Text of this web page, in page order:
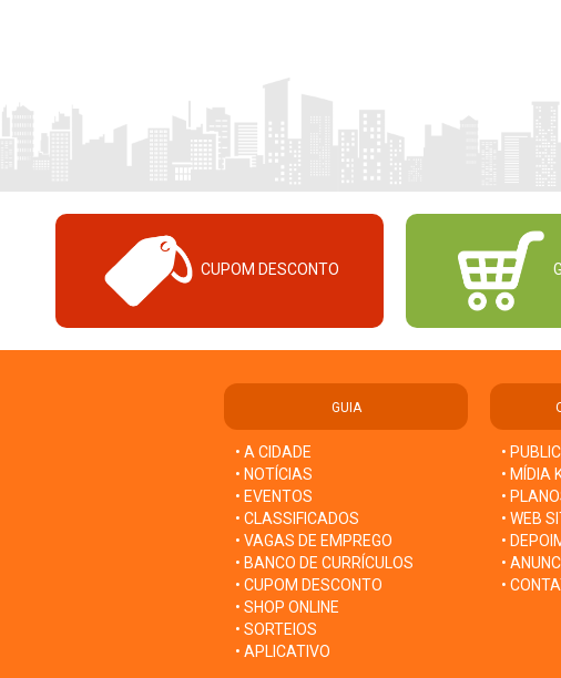
CUPOM DESCONTO
GUIA
• A CIDADE
• NOTÍCIAS
• EVENTOS
• CLASSIFICADOS
• VAGAS DE EMPREGO
• BANCO DE CURRÍCULOS
• CUPOM DESCONTO
• SHOP ONLINE
• SORTEIOS
• APLICATIVO
•
• MÍDIA
•
• WEB
•
•
•